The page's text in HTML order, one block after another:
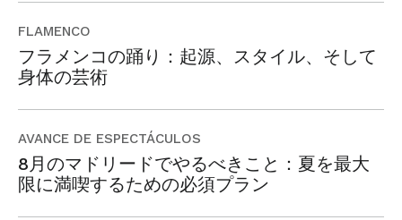
FLAMENCO
フラメンコの踊り：起源、スタイル、そして
身体の芸術
AVANCE DE ESPECTÁCULOS
8月のマドリードでやるべきこと：夏を最大
限に満喫するための必須プラン